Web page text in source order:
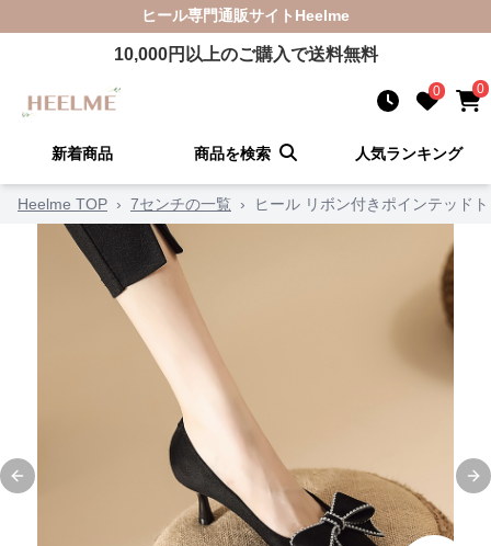
ヒール専門通販サイト Heelme
10,000円以上のご購入で送料無料
0 0
新着商品 商品を検索 人気ランキング
Heelme TOP › 7センチの一覧 › ヒール リボン付きポインテッド
Previous slide